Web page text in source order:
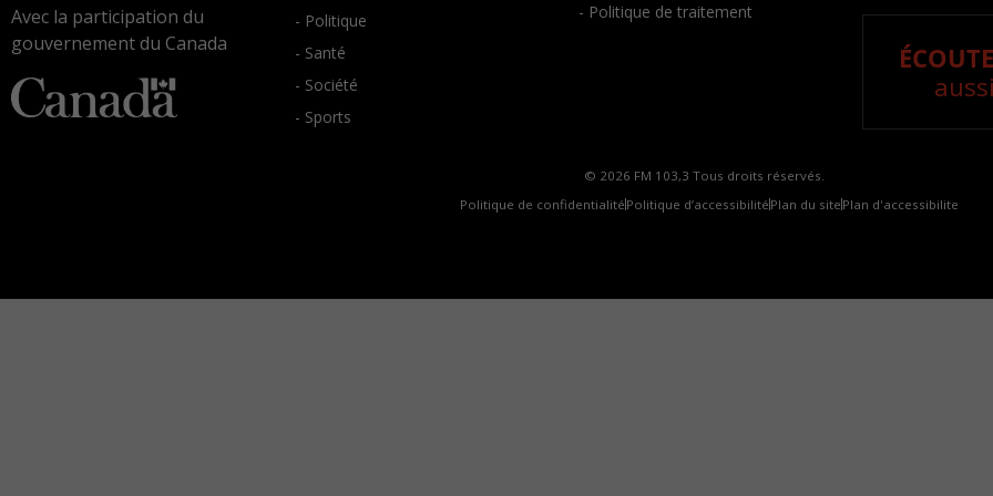
Avec la participation du
gouvernement du Canada
- Politique
- Santé
- Société
- Sports
- Politique de traitement
© 2026 FM 103,3 Tous droits réservés.
Politique de confidentialité Politique d’accessibilité Plan du site Plan d'accessibilite